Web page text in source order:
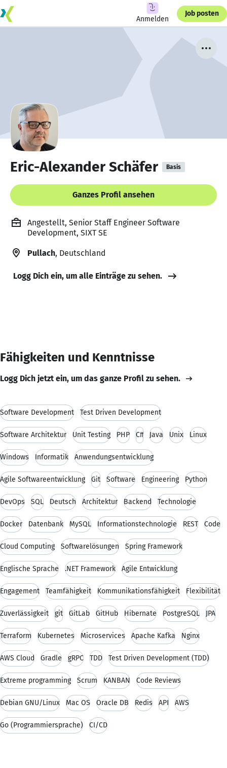
Anmelden
Job posten
Eric-Alexander Schäfer Basis
Ganzes Profil ansehen
Angestellt, Senior Staff Engineer Software
Development, SIXT SE
Pullach, Deutschland
Logg Dich ein, um alle Einträge zu sehen.
Fähigkeiten und Kenntnisse
Logg Dich jetzt ein, um das ganze Profil zu sehen.
Software Development Test Driven Development
Software Architektur Unit Testing PHP C# Java Unix Linux
Windows Informatik Anwendungsentwicklung
Agile Softwareentwicklung Git Software Engineering Python
DevOps SQL Deutsch Architektur Backend Technologie
Docker Datenbank MySQL Informationstechnologie REST Code
Cloud Computing Softwarelösungen Spring Framework
Englische Sprache .NET Framework Agile Entwicklung
Engagement Teamfähigkeit Kommunikationsfähigkeit Flexibilität
Zuverlässigkeit git GitLab GitHub Hibernate PostgreSQL JPA
Terraform Kubernetes Microservices Apache Kafka Nginx
AWS Cloud Gradle gRPC TDD Test Driven Development (TDD)
Extreme programming Scrum KANBAN Code Reviews
Debian GNU/Linux Mac OS Oracle DB Redis API AWS
Go (Programmiersprache) CI/CD